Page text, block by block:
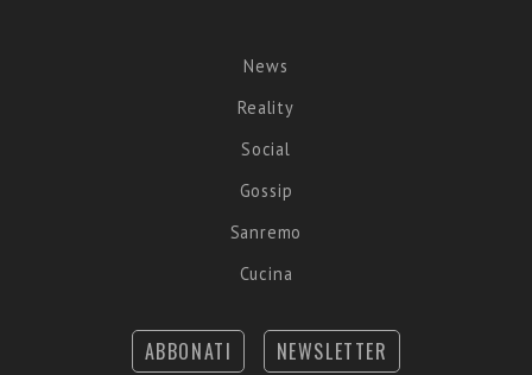
News
Reality
Social
Gossip
Sanremo
Cucina
ABBONATI NEWSLETTER